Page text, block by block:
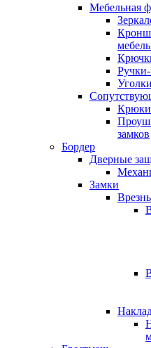
Мебельная
Крюки
замков
Бордер
Дверные
Замки